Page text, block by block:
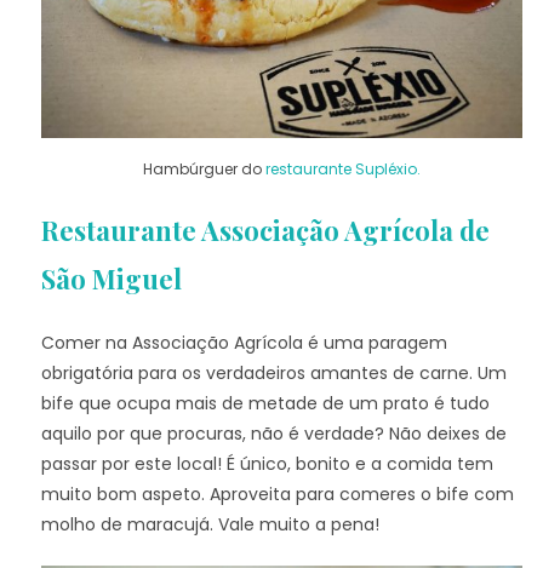
Hambúrguer dorestaurante Supléxio.
Restaurante Associação Agrícola de
São Miguel
Comer na Associação Agrícola é uma paragem
obrigatória para os verdadeiros amantes de carne. Um
bife que ocupa mais de metade de um prato é tudo
aquilo por que procuras, não é verdade? Não deixes de
passar por este local! É único, bonito e a comida tem
muito bom aspeto. Aproveita para comeres o bife com
molho de maracujá. Vale muito a pena!